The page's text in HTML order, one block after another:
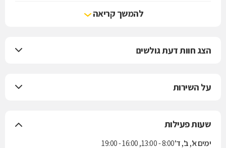
להמשך קריאה
הצג חוות דעת גולשים
על השירות
שעות פעילות
ימים א', ב', ד'8:00 - 13:00, 16:00 - 19:00